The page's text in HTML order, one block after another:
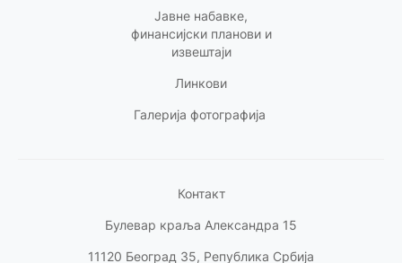
Јавне набавке,
финансијски планови и
извештаји
Линкови
Галерија фотографија
Контакт
Булевар краља Александра 15
11120 Београд 35, Република Србија